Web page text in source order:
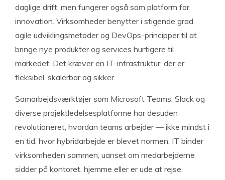
daglige drift, men fungerer også som platform for
innovation. Virksomheder benytter i stigende grad
agile udviklingsmetoder og DevOps-principper til at
bringe nye produkter og services hurtigere til
markedet. Det kræver en IT-infrastruktur, der er
fleksibel, skalerbar og sikker.
Samarbejdsværktøjer som Microsoft Teams, Slack og
diverse projektledelsesplatforme har desuden
revolutioneret, hvordan teams arbejder — ikke mindst i
en tid, hvor hybridarbejde er blevet normen. IT binder
virksomheden sammen, uanset om medarbejderne
sidder på kontoret, hjemme eller er ude at rejse.